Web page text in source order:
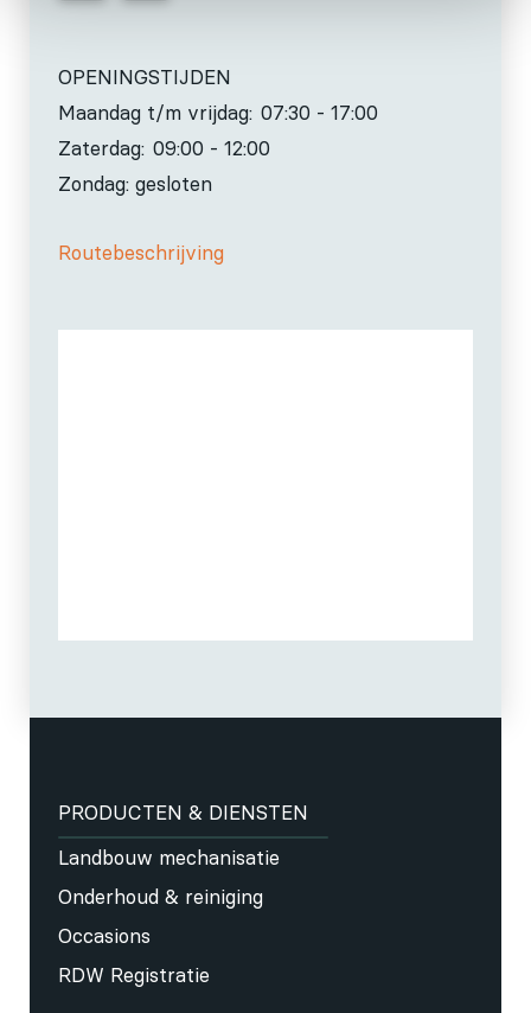
OPENINGSTIJDEN
Maandag t/m vrijdag: 07:30 - 17:00
Zaterdag: 09:00 - 12:00
Zondag: gesloten
Routebeschrijving
PRODUCTEN & DIENSTEN
Landbouw mechanisatie
Onderhoud & reiniging
Occasions
RDW Registratie